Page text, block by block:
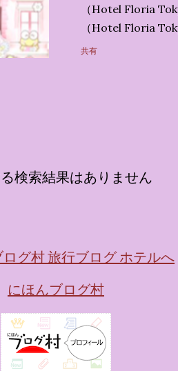
（Hotel Floria
（Hotel Floria
ではなく、2026年
まりに分けてご紹
トーリー性の高い
かなエントランス
いきます。ロビー
迎えてくれます。
ちたガーデンや、
共有
検索結果はありません
にほんブログ村